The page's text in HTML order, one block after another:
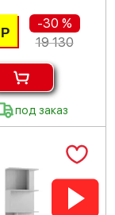
Р
-30 %
19 130
под заказ